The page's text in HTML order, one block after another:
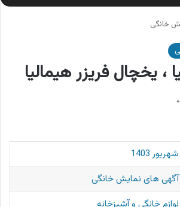
خانگی
، یخچال فریزر هیمالیا
۰
شهریور 1403
آگهی های نمایش خانگی
لوازم خانگی و آشپزخانه